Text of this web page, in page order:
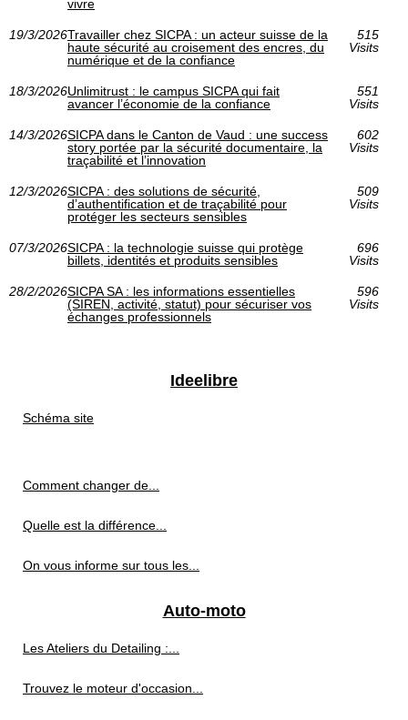
vivre
19/3/2026Travailler chez SICPA : un acteur suisse de la
haute sécurité au croisement des encres, du
numérique et de la confiance
515
Visits
18/3/2026Unlimitrust : le campus SICPA qui fait
avancer l’économie de la confiance
551
Visits
14/3/2026SICPA dans le Canton de Vaud : une success
story portée par la sécurité documentaire, la
traçabilité et l’innovation
602
Visits
12/3/2026SICPA : des solutions de sécurité,
d’authentification et de traçabilité pour
protéger les secteurs sensibles
509
Visits
07/3/2026SICPA : la technologie suisse qui protège
billets, identités et produits sensibles
696
Visits
28/2/2026SICPA SA : les informations essentielles
(SIREN, activité, statut) pour sécuriser vos
échanges professionnels
596
Visits
Ideelibre
Schéma site
Comment changer de...
Quelle est la différence...
On vous informe sur tous les...
Auto-moto
Les Ateliers du Detailing :...
Trouvez le moteur d'occasion...